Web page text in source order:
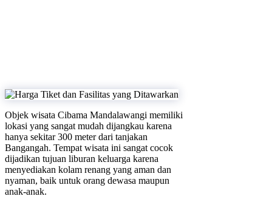
Objek wisata Cibama Mandalawangi memiliki
lokasi yang sangat mudah dijangkau karena
hanya sekitar 300 meter dari tanjakan
Bangangah. Tempat wisata ini sangat cocok
dijadikan tujuan liburan keluarga karena
menyediakan kolam renang yang aman dan
nyaman, baik untuk orang dewasa maupun
anak-anak.